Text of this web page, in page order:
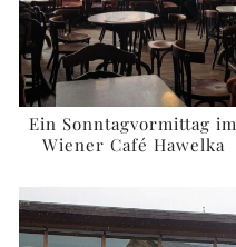
Ein Sonntagvormittag im
Wiener Café Hawelka